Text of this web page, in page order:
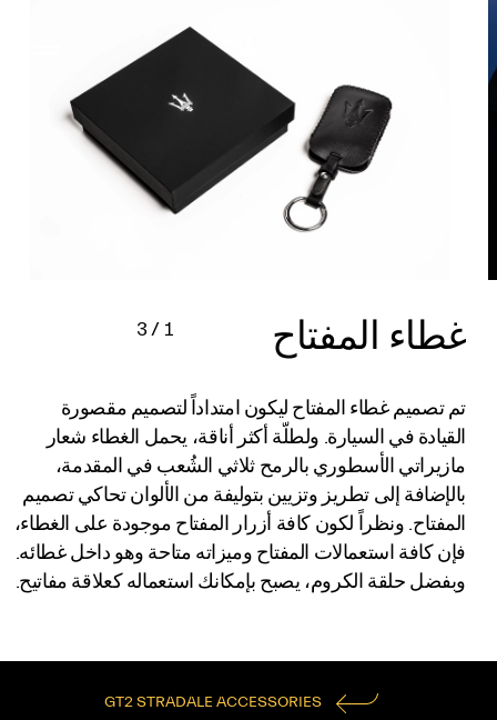
غطاء المفتاح 1
/
3
تم تصميم غطاء المفتاح ليكون امتداداً لتصميم مقصورة
القيادة في السيارة. ولطلّة أكثر أناقة، يحمل الغطاء شعار
مازيراتي الأسطوري بالرمح ثلاثي الشُعب في المقدمة،
بالإضافة إلى تطريز وتزيين بتوليفة من الألوان تحاكي تصميم
المفتاح. ونظراً لكون كافة أزرار المفتاح موجودة على الغطاء،
فإن كافة استعمالات المفتاح وميزاته متاحة وهو داخل غطائه.
وبفضل حلقة الكروم، يصبح بإمكانك استعماله كعلاقة مفاتيح.
GT2 STRADALE ACCESSORIES